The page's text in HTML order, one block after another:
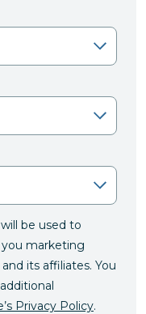
be used to
marketing
its affiliates. You
Privacy Policy.